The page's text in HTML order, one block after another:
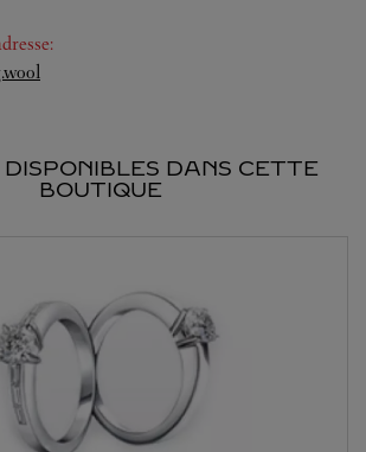
:
DISPONIBLES DANS CETTE
BOUTIQUE